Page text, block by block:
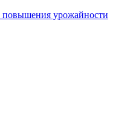
повышения урожайности